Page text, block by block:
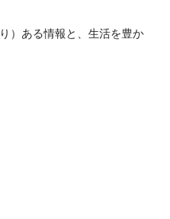
）ある情報と、生活を豊か